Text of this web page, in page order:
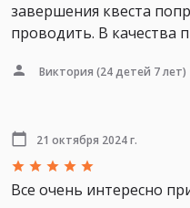
завершения квеста
проводить. В качества
Виктория (24 детей 7 лет)
21 октября 2024 г.
Все очень интересно